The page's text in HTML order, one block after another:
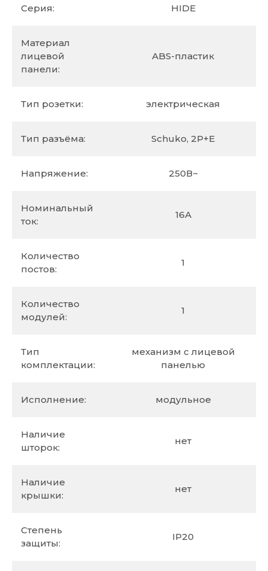
Серия: HIDE
Материал
лицевой
панели:
ABS-пластик
Тип розетки: электрическая
Тип разъёма: Schuko, 2P+E
Напряжение: 250В~
Номинальный
ток:
16А
Количество
постов:
1
Количество
модулей:
1
Тип
комплектации:
механизм c лицевой
панелью
Исполнение: модульное
Наличие
шторок:
нет
Наличие
крышки:
нет
Степень
защиты:
IP20